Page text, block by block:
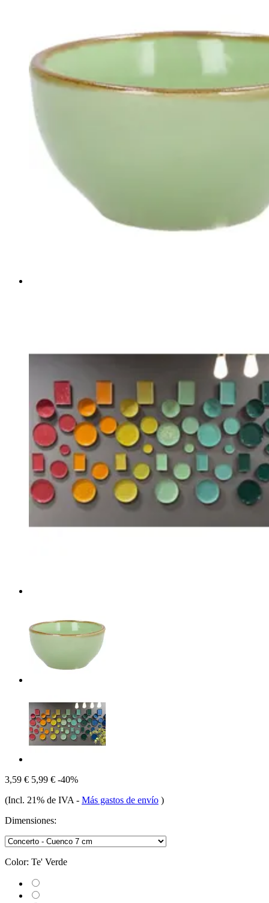
3,59 € 5,99 € -40%
(Incl. 21% de IVA - Más gastos de envío )
Dimensiones:
Color: Te' Verde